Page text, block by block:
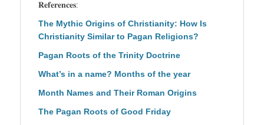
𝐑𝐞𝐟𝐞𝐫𝐞𝐧𝐜𝐞𝐬:
The Mythic Origins of Christianity: How Is
Christianity Similar to Pagan Religions?
Pagan Roots of the Trinity Doctrine
What’s in a name? Months of the year
Month Names and Their Roman Origins
The Pagan Roots of Good Friday